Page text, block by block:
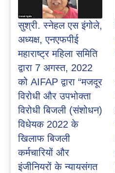
सुश्री. स्नेहल एस इंगोले,
अध्यक्ष, एनएफपीई
महाराष्ट्र महिला समिति
द्वारा 7 अगस्त, 2022
को AIFAP द्वारा “मजदूर
विरोधी और उपभोक्ता
विरोधी बिजली (संशोधन)
विधेयक 2022 के
खिलाफ बिजली
कर्मचारियों और
इंजीनियरों के न्यायसंगत